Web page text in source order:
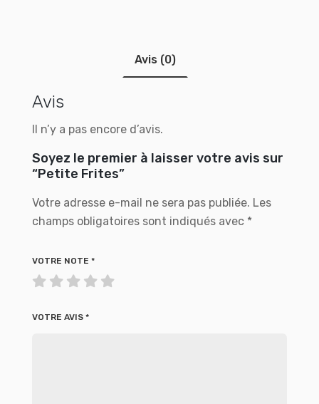
Avis (0)
Avis
Il n’y a pas encore d’avis.
Soyez le premier à laisser votre avis sur
“Petite Frites”
Votre adresse e-mail ne sera pas publiée. Les
champs obligatoires sont indiqués avec *
VOTRE NOTE *
VOTRE AVIS *